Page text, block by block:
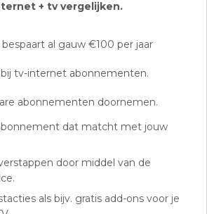
+ tv vergelijken.
al gauw €100 per jaar
tv-internet abonnementen.
abonnementen doornemen.
dat matcht met jouw
door middel van de
als bijv. gratis add-ons voor je